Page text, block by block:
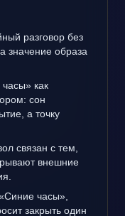
разговор без
значение образа
как
сон
а точку
связан с тем,
внешние
часы»,
закрыть один